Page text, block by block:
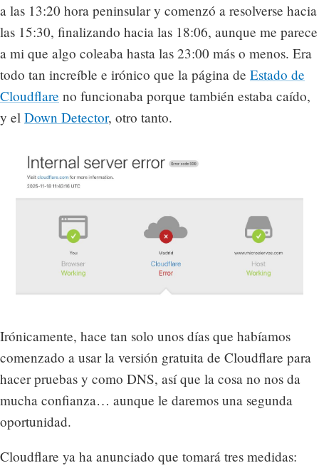
a las 13:20 hora peninsular y comenzó a resolverse hacia
las 15:30, finalizando hacia las 18:06, aunque me parece
a mi que algo coleaba hasta las 23:00 más o menos. Era
todo tan increíble e irónico que la página de Estado de
Cloudflare no funcionaba porque también estaba caído,
y el Down Detector, otro tanto.
Irónicamente, hace tan solo unos días que habíamos
comenzado a usar la versión gratuita de Cloudflare para
hacer pruebas y como DNS, así que la cosa no nos da
mucha confianza… aunque le daremos una segunda
oportunidad.
Cloudflare ya ha anunciado que tomará tres medidas: